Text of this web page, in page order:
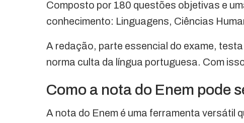
Composto por 180 questões objetivas e
conhecimento: Linguagens, Ciências
A redação, parte essencial do exame,
norma culta da língua portuguesa. Com
Como a nota do Enem pode
A nota do Enem é uma ferramenta versátil